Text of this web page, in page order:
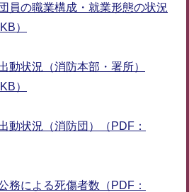
員の職業構成・就業形態の状況
）
動状況（消防本部・署所）
）
動状況（消防団）（PDF：
務による死傷者数（PDF：